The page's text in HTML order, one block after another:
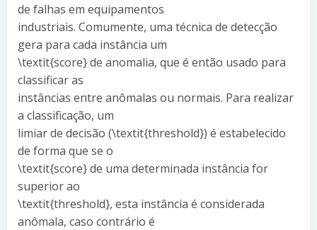
de falhas em equipamentos
industriais. Comumente, uma técnica de detecção
gera para cada instância um
\textit{score} de anomalia, que é então usado para
classificar as
instâncias entre anômalas ou normais. Para realizar
a classificação, um
limiar de decisão (\textit{threshold}) é estabelecido
de forma que se o
\textit{score} de uma determinada instância for
superior ao
\textit{threshold}, esta instância é considerada
anômala, caso contrário é